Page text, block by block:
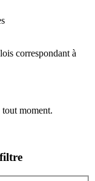
correspondant à
moment.
filtre